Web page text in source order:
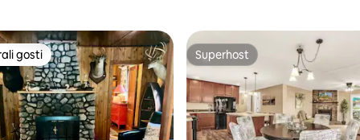
rangiranima s oznakom „Odabrali gosti”
gosti Superhost
Superhost